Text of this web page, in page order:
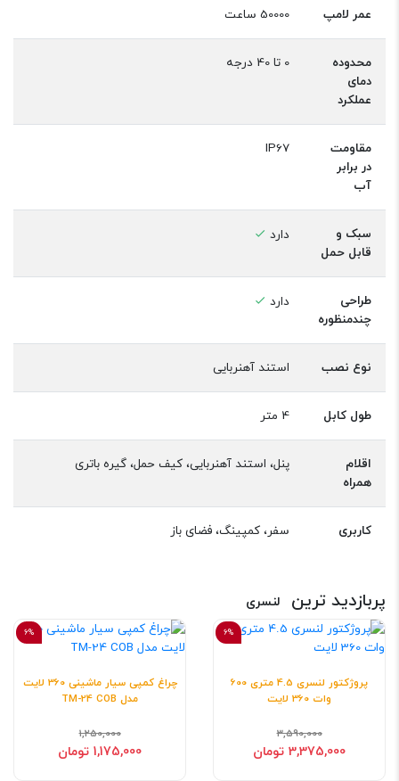
عمر لامپ 50000 ساعت
محدوده
دمای
عملکرد
0 تا 40 درجه
مقاومت
در برابر
آب
IP67
سبک و
قابل حمل
دارد
طراحی
چندمنظوره
دارد
نوع نصب استند آهنربایی
طول کابل 4 متر
اقلام
همراه
پنل، استند آهنربایی، کیف حمل، گیره باتری
کاربری سفر، کمپینگ، فضای باز
پربازدید ترین لنسری
6%
پروژکتور لنسری 4.5 متری 600
وات 360 لایت
3,590,000
3,375,000 تومان
6%
چراغ کمپی سیار ماشینی 360 لایت
مدل TM-24 COB
1,250,000
1,175,000 تومان